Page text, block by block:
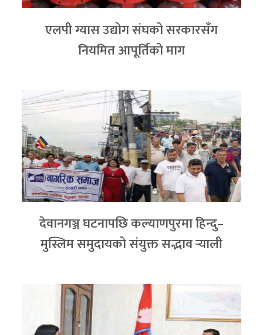
एलपी ग्यास उद्योग संघको सरकारसँग
नियमित आपूर्तिको माग
देवानगञ्ज घटनापछि कल्याणपुरमा हिन्दु–
मुस्लिम समुदायको संयुक्त सद्भाव र्‍याली